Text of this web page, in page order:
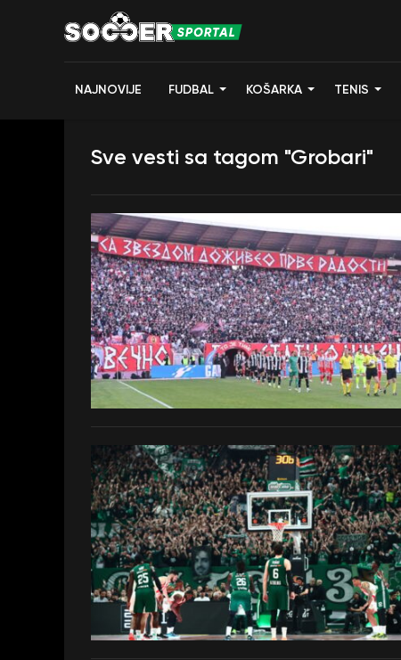
NAJNOVIJE FUDBAL KOŠARKA TENIS
Sve vesti sa tagom "Grobari"